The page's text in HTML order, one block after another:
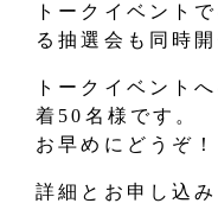
トークイベント
る抽選会も同時
トークイベント
着50名様です。
お早めにどうぞ！
詳細とお申し込み